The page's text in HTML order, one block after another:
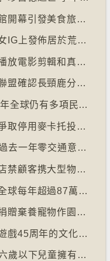
【十萬八千里】巴黎芝士博物館開幕引發美食旅遊熱潮
【十萬八千里】三名奧地利修女IG上發佈居於荒廢修道院情況結果廣受歡迎
【十萬八千里】加州生物學家播放電影剪輯和真人聲音驅狼
【十萬八千里】國際自然保育聯盟確認長頸鹿分四個品種有助制訂保育方案
【十萬八千里】⁠微軟成立50周年全球仍有多項民生系統沿用舊視窗系統
【十萬八千里】非洲聯盟支持爭取停用麥卡托投影法地點
【十萬八千里】⁠芬蘭赫爾辛基過去一年零交通意外致死個案
【十萬八千里】南韓連鎖咖啡店禁顧客携大型物品以減少長期佔位辦公情況
【十萬八千里】世衞報告估計全球每年超過87萬死亡個案與孤獨病有關
【十萬八千里】丹麥動物園籲捐贈棄養寵物作園內動物食糧
【十萬八千里】「食鬼」電子遊戲45周年的文化現象
【十萬八千里】⁠澳洲不容許十六歲以下兒童擁有YOUTUBE帳戶